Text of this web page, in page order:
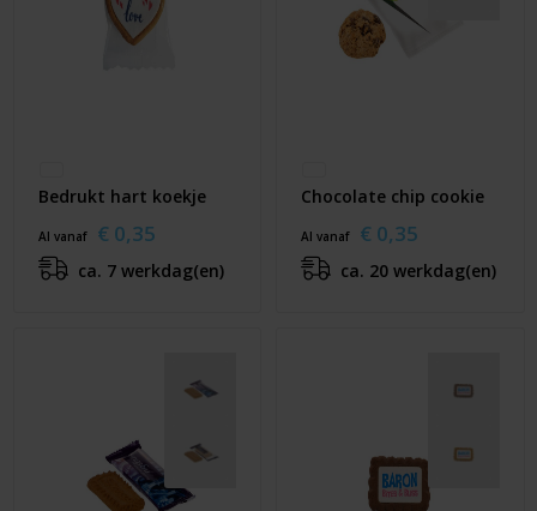
Bedrukt hart koekje
Al vanaf € 0,35
ca. 7 werkdag(en)
Chocolate chip cookie
Al vanaf € 0,35
ca. 20 werkdag(en)